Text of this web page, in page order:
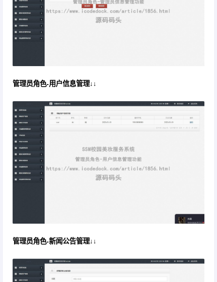
管理员角色-用户信息管理↓↓
管理员角色-新闻公告管理↓↓